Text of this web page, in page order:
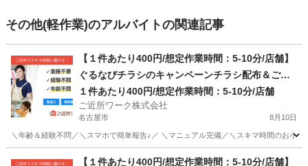
その他(軽作業)のアルバイトの関連記事
【１件あたり400円/想定作業時間：5-10分/店舗】
ぐるなびチラシのキャンペーンチラシ配布＆ご利
用案内業務
１件あたり400円/想定作業時間：5-10分/店舗
ご近所ワーク株式会社
名古屋市 8月10日
＼年齢＆経験不問／＼スマホで簡単報告♪／ ＼マニュアル完備／＼スキマ時間のお小
その他
【１件あたり400円/想定作業時間：5-10分/店舗】